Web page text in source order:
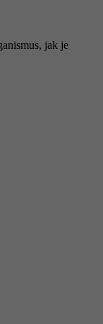
jak je